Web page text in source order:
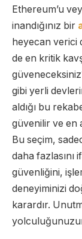
Ethereum’u
inandığınız bir
heyecan verici
de en kritik
gibi yerli
aldığı bu
güvenilir ve en
Bu seçim,
daha fazlasını
güvenliğini,
deneyiminizi
karardır.